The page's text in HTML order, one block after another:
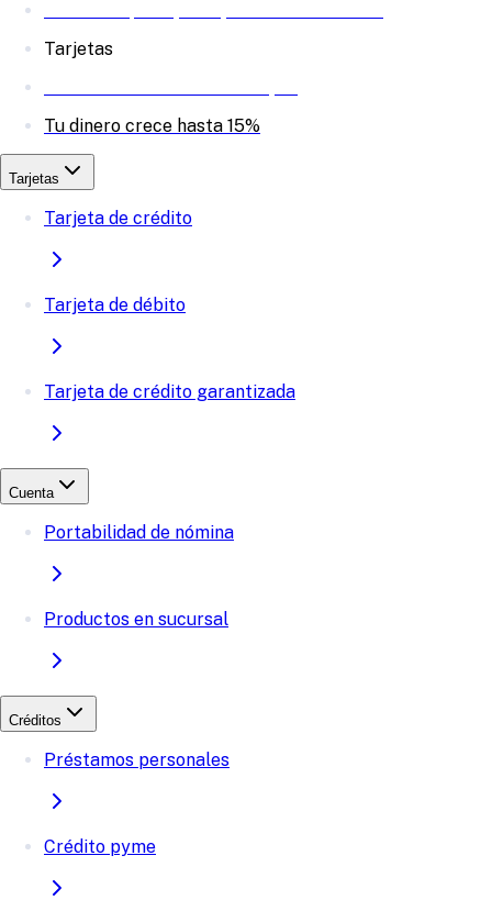
Tarjetas
Tu dinero crece hasta 15%
Tarjetas
Tarjeta de crédito
Tarjeta de débito
Tarjeta de crédito garantizada
Cuenta
Portabilidad de nómina
Productos en sucursal
Créditos
Préstamos personales
Crédito pyme